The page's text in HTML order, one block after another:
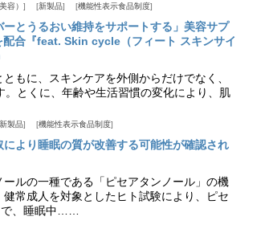
容） 新製品 機能性表示食品制度
とうるおい維持をサポートする」美容サプ
配合『feat. Skin cycle（フィート スキンサイ
もに、スキンケアを外側からだけでなく、
とくに、年齢や生活習慣の変化により、肌
新製品 機能性表示食品制度
より睡眠の質が改善する可能性が確認され
ルの一種である「ピセアタンノール」の機
常成人を対象としたヒト試験により、ピセ
で、睡眠中……